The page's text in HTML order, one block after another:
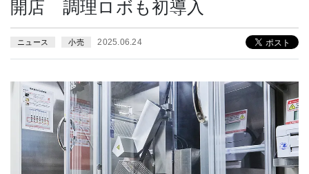
開店 調理ロボも初導入
ニュース 小売 2025.06.24